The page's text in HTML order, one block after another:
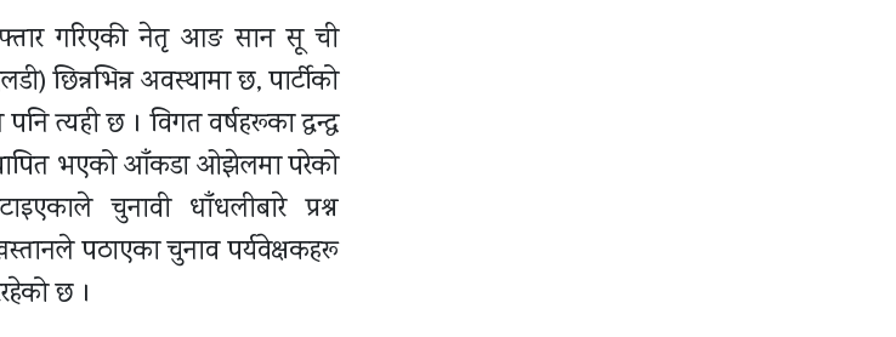
गरिएकी नेतृ आङ सान सू ची
छिन्नभिन्न अवस्थामा छ, पार्टीको
त्यही छ । विगत वर्षहरूका द्वन्द्व
भएको आँकडा ओझेलमा परेको
चुनावी धाँधलीबारे प्रश्न
पठाएका चुनाव पर्यवेक्षकहरू
छ ।